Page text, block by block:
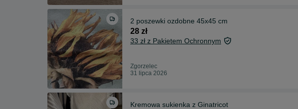
2 poszewki ozdobne 45x45 cm
28 zł
33 zł z Pakietem Ochronnym
Zgorzelec
31 lipca 2026
Kremowa sukienka z Ginatricot